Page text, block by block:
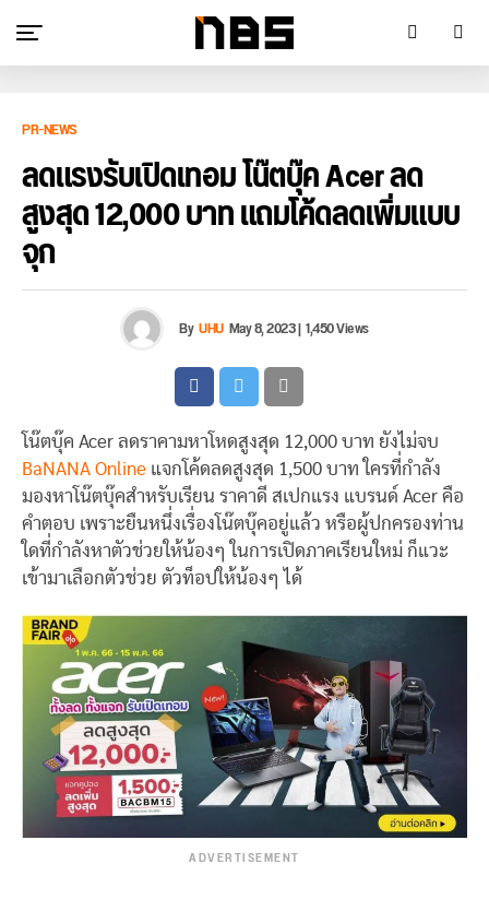
PR-NEWS
ลดแรงรับเปิดเทอม โน๊ตบุ๊ค Acer ลด
สูงสุด 12,000 บาท แถมโค้ดลดเพิ่มแบบ
จุก
ByUHU May 8, 2023|1,450 Views
โน๊ตบุ๊ค Acer ลดราคามหาโหดสูงสุด 12,000 บาท ยังไม่จบ
BaNANA Online แจกโค้ดลดสูงสุด 1,500 บาท ใครที่กำลัง
มองหาโน๊ตบุ๊คสำหรับเรียน ราคาดี สเปกแรง แบรนด์ Acer คือ
คำตอบ เพราะยืนหนึ่งเรื่องโน๊ตบุ๊คอยู่แล้ว หรือผู้ปกครองท่าน
ใดที่กำลังหาตัวช่วยให้น้องๆ ในการเปิดภาคเรียนใหม่ ก็แวะ
เข้ามาเลือกตัวช่วย ตัวท็อปให้น้องๆ ได้
ADVERTISEMENT